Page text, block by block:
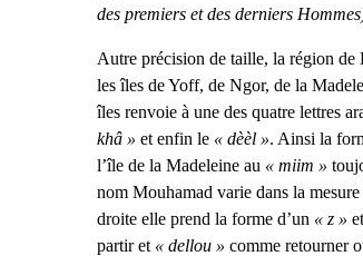
des premiers et des derniers
Autre précision de taille, la région de
les îles de Yoff, de Ngor, de la
îles renvoie à une des quatre lettres
khâ » et enfin le « dèèl ». Ainsi la
l’île de la Madeleine au « miim »
nom Mouhamad varie dans la
droite elle prend la forme d’un « z »
partir et « dellou » comme retourner